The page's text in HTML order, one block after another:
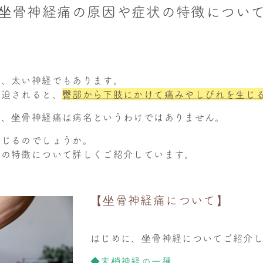
骨神経痛の原因や症状の特徴について
太い神経でもあります。
されると、 臀部から下肢にかけて痛みやしびれを生じる
坐骨神経痛は病名というわけではありません。
るのでしょうか。
特徴について詳しくご紹介しています。
【坐骨神経痛について】
はじめに、坐骨神経についてご紹介し